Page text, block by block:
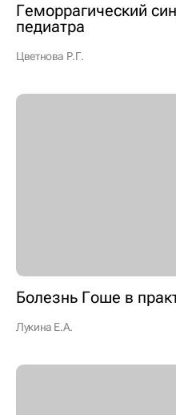
Геморрагический
педиатра
Цветнова Р.Г.
Болезнь Гоше в
Лукина Е.А.